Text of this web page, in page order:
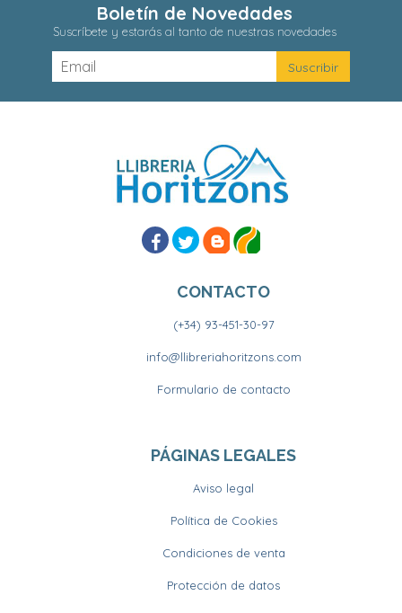
Boletín de Novedades
Suscríbete y estarás al tanto de nuestras novedades
CONTACTO
(+34) 93-451-30-97
info@llibreriahoritzons.com
Formulario de contacto
PÁGINAS LEGALES
Aviso legal
Política de Cookies
Condiciones de venta
Protección de datos